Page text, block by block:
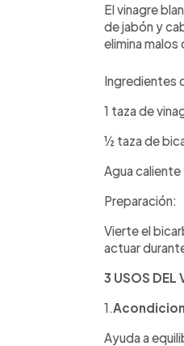
El vinagre
de jabón y
elimina malos
Ingredientes
1 taza de
½ taza de
Agua caliente
Preparación:
Vierte el
actuar
3 USOS DEL
1.
Ayuda a